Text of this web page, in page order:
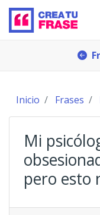
Inicio Frases
Mi
pero esto